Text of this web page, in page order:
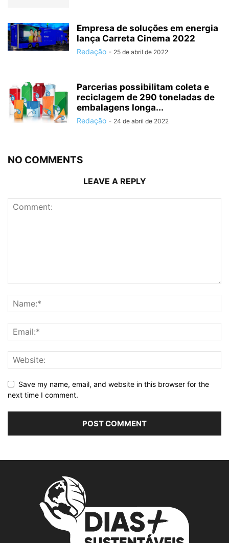
Empresa de soluções em energia
lança Carreta Cinema 2022
Redação - 25 de abril de 2022
Parcerias possibilitam coleta e
reciclagem de 290 toneladas de
embalagens longa...
Redação - 24 de abril de 2022
NO COMMENTS
LEAVE A REPLY
Save my name, email, and website in this browser for the
next time I comment.